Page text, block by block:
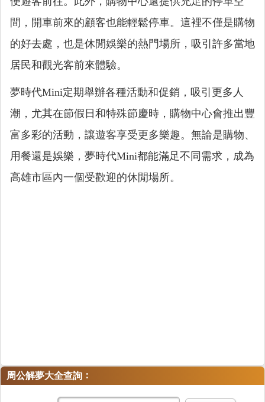
間，開車前來的顧客也能輕鬆停車。這裡不僅是購物
的好去處，也是休閒娛樂的熱門場所，吸引許多當地
居民和觀光客前來體驗。
夢時代Mini定期舉辦各種活動和促銷，吸引更多人
潮，尤其在節假日和特殊節慶時，購物中心會推出豐
富多彩的活動，讓遊客享受更多樂趣。無論是購物、
用餐還是娛樂，夢時代Mini都能滿足不同需求，成為
高雄市區內一個受歡迎的休閒場所。
周公解夢大全查詢 ：